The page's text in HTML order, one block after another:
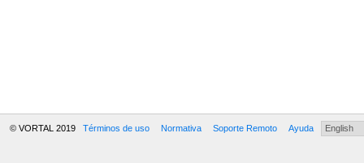
© VORTAL 2019 Términos de uso Normativa Soporte Remoto Ayuda